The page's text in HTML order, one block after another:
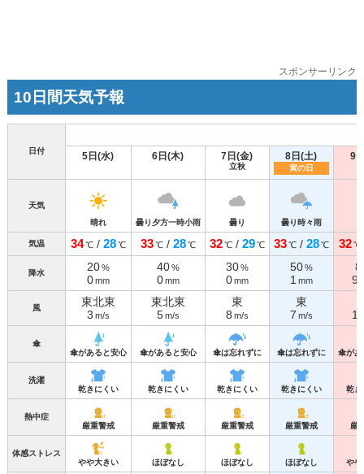
スポンサーリンク
10日間天気予報
日付 5日(水) 6日(木) 7日(金)
立秋
8日(土)
寅の日
9
天気
晴れ
曇り夕方一時小雨 曇り 曇り時々雨
気温 34℃/ 28℃ 33℃/ 28℃ 32℃/ 29℃ 33℃/ 28℃ 32℃
降水 20%
0mm
40%
0mm
30%
0mm
50%
1 mm
90
風
東北東
3 m/s
東北東
5m/s
東
8 m/s
東
7 m/s
11
傘
傘があると安心
傘があると安心 傘は忘れずに 傘は忘れずに 傘があ
洗濯
乾きにくい
乾きにくい 乾きにくい 乾きにくい 乾き
熱中症
厳重警戒
厳重警戒 厳重警戒 厳重警戒 厳
体感ストレス
やや大きい
ほぼなし ほぼなし ほぼなし やや